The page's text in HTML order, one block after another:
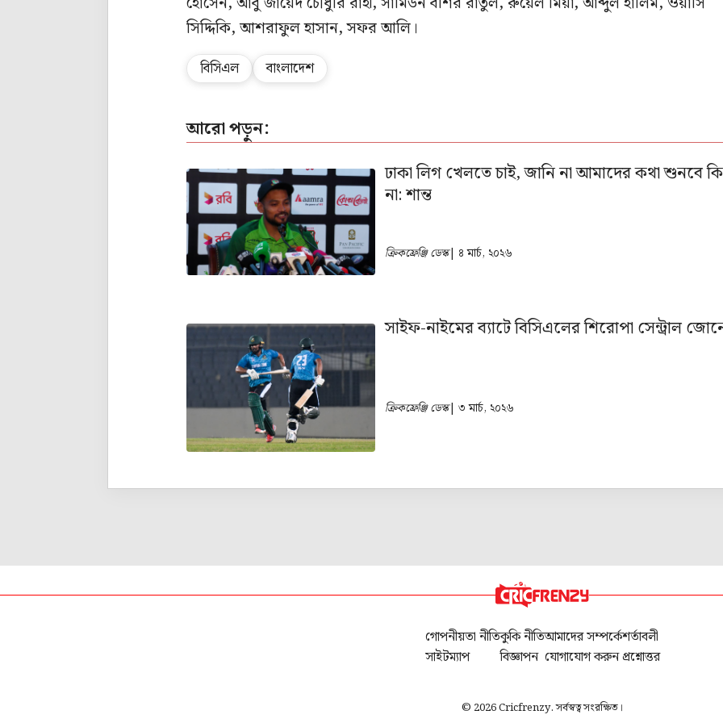
সিদ্দিকি, আশরাফুল হাসান, সফর আলি।
বিসিএল বাংলাদেশ
আরো পড়ুন:
ঢাকা লিগ খেলতে চাই, জানি না আমাদের কথা শুনবে কি
না: শান্ত
ক্রিকফ্রেঞ্জি ডেস্ক| ৪ মার্চ, ২০২৬
সাইফ-নাইমের ব্যাটে বিসিএলের শিরোপা সেন্ট্রাল
ক্রিকফ্রেঞ্জি ডেস্ক| ৩ মার্চ, ২০২৬
গোপনীয়তা নীতি
সাইটম্যাপ
কুকি নীতি
বিজ্ঞাপন
আমাদের সম্পর্কে
যোগাযোগ করুন
শর্তাবলী
প্রশ্নোত্তর
© 2026 Cricfrenzy. সর্বস্বত্ব সংরক্ষিত।